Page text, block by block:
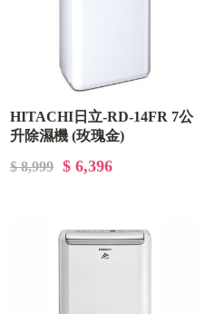
HITACHI日立-RD-14FR 7公
升除濕機 (玫瑰金)
$ 8,999
$ 6,396